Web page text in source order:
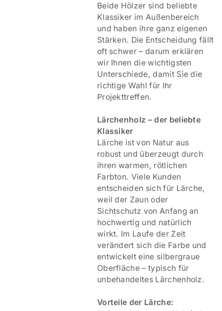
Beide Hölzer sind beliebte
Klassiker im Außenbereich
und haben ihre ganz eigenen
Stärken. Die Entscheidung fällt
oft schwer – darum erklären
wir Ihnen die wichtigsten
Unterschiede, damit Sie die
richtige Wahl für Ihr
Projekttreffen.
Lärchenholz – der beliebte
Klassiker
Lärche ist von Natur aus
robust und überzeugt durch
ihren warmen, rötlichen
Farbton. Viele Kunden
entscheiden sich für Lärche,
weil der Zaun oder
Sichtschutz von Anfang an
hochwertig und natürlich
wirkt. Im Laufe der Zeit
verändert sich die Farbe und
entwickelt eine silbergraue
Oberfläche – typisch für
unbehandeltes Lärchenholz.
Vorteile der Lärche: